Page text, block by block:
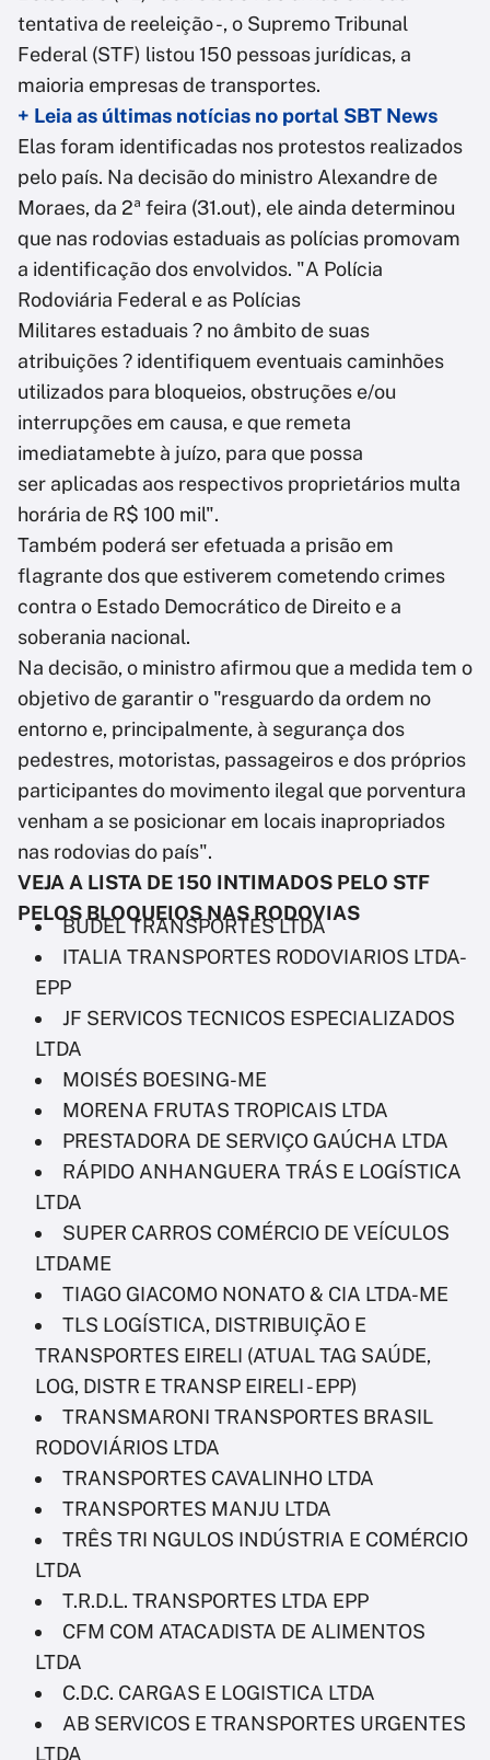
tentativa de reeleição -, o Supremo Tribunal
Federal (STF) listou 150 pessoas jurídicas, a
maioria empresas de transportes.
+ Leia as últimas notícias no portal SBT News
Elas foram identificadas nos protestos realizados
pelo país. Na decisão do ministro Alexandre de
Moraes, da 2ª feira (31.out), ele ainda determinou
que nas rodovias estaduais as polícias promovam
a identificação dos envolvidos. "A Polícia
Rodoviária Federal e as Polícias
Militares estaduais ? no âmbito de suas
atribuições ? identifiquem eventuais caminhões
utilizados para bloqueios, obstruções e/ou
interrupções em causa, e que remeta
imediatamebte à juízo, para que possa
ser aplicadas aos respectivos proprietários multa
horária de R$ 100 mil".
Também poderá ser efetuada a prisão em
flagrante dos que estiverem cometendo crimes
contra o Estado Democrático de Direito e a
soberania nacional.
Na decisão, o ministro afirmou que a medida tem o
objetivo de garantir o "resguardo da ordem no
entorno e, principalmente, à segurança dos
pedestres, motoristas, passageiros e dos próprios
participantes do movimento ilegal que porventura
venham a se posicionar em locais inapropriados
nas rodovias do país".
VEJA A LISTA DE 150 INTIMADOS PELO STF
PELOS BLOQUEIOS NAS RODOVIAS
BUDEL TRANSPORTES LTDA
ITALIA TRANSPORTES RODOVIARIOS LTDA-
EPP
JF SERVICOS TECNICOS ESPECIALIZADOS
LTDA
MOISÉS BOESING-ME
MORENA FRUTAS TROPICAIS LTDA
PRESTADORA DE SERVIÇO GAÚCHA LTDA
RÁPIDO ANHANGUERA TRÁS E LOGÍSTICA
LTDA
SUPER CARROS COMÉRCIO DE VEÍCULOS
LTDAME
TIAGO GIACOMO NONATO & CIA LTDA-ME
TLS LOGÍSTICA, DISTRIBUIÇÃO E
TRANSPORTES EIRELI (ATUAL TAG SAÚDE,
LOG, DISTR E TRANSP EIRELI - EPP)
TRANSMARONI TRANSPORTES BRASIL
RODOVIÁRIOS LTDA
TRANSPORTES CAVALINHO LTDA
TRANSPORTES MANJU LTDA
TRÊS TRI NGULOS INDÚSTRIA E COMÉRCIO
LTDA
T.R.D.L. TRANSPORTES LTDA EPP
CFM COM ATACADISTA DE ALIMENTOS
LTDA
C.D.C. CARGAS E LOGISTICA LTDA
AB SERVICOS E TRANSPORTES URGENTES
LTDA